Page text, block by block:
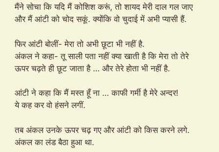
मैंने सोचा कि यदि मैं कोशिश करूं, तो शायद मेरी दाल गल जाए
और मैं आंटी को चोद सकूं. क्योंकि वो चुदाई में अभी प्यासी हैं.
फिर आंटी बोलीं- मेरा तो अभी छूटा भी नहीं है.
अंकल ने कहा- तू साली पता नहीं क्या खाती है कि मेरा तो तेरे
ऊपर चढ़ते ही छूट जाता है … और तेरे होता भी नहीं है.
आंटी ने कहा कि मैं मस्त हूँ ना … काफी गर्मी है मेरे अन्दर!
ये कह कर वो हंसने लगीं.
तब अंकल उनके ऊपर चढ़ गए और आंटी को किस करने लगे.
अंकल का लंड बैठा हुआ था.